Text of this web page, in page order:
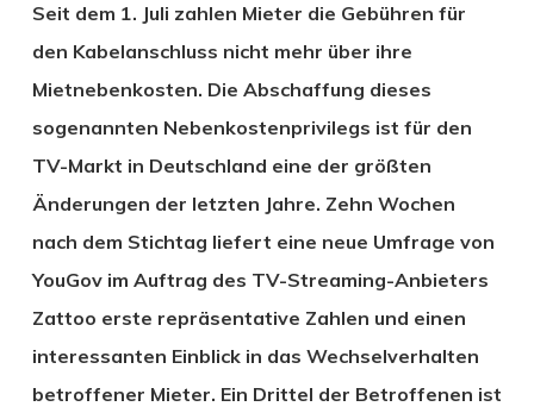
Seit dem 1. Juli zahlen Mieter die Gebühren für
den Kabelanschluss nicht mehr über ihre
Mietnebenkosten. Die Abschaffung dieses
sogenannten Nebenkostenprivilegs ist für den
TV-Markt in Deutschland eine der größten
Änderungen der letzten Jahre. Zehn Wochen
nach dem Stichtag liefert eine neue Umfrage von
YouGov im Auftrag des TV-Streaming-Anbieters
Zattoo erste repräsentative Zahlen und einen
interessanten Einblick in das Wechselverhalten
betroffener Mieter. Ein Drittel der Betroffenen ist